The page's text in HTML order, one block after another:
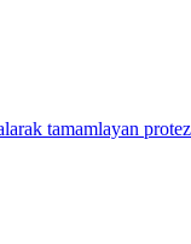
tamamlayan protez